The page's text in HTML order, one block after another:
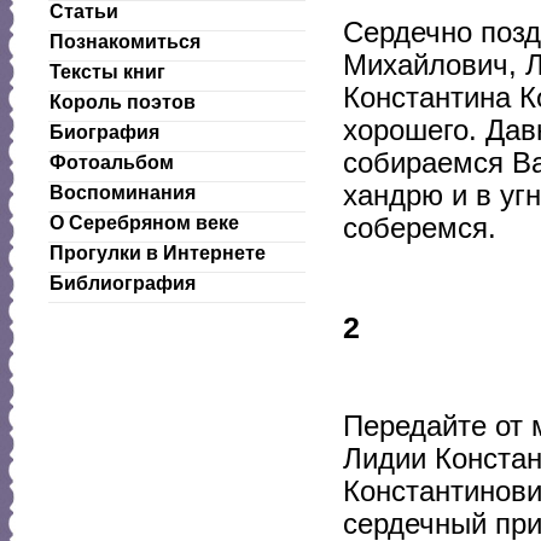
Статьи
Познакомиться
Тексты книг
Король поэтов
Биография
Фотоальбом
Воспоминания
О Серебряном веке
Прогулки в Интернете
Библиография
Сердечно
Михайлович,
Константина
хорошего.
собираемся
хандрю и в
соберемся.
2
Передайте от
Лидии
сердечный